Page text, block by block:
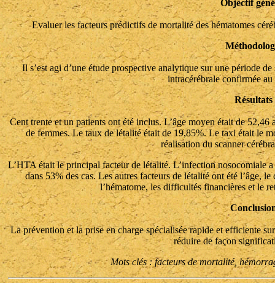
Objectif
Evaluer les facteurs prédictifs de mortalité des hématomes
Il s’est agi d’une étude prospective analytique sur une période
intracérébrale confirmée au
Résultats
Cent trente et un patients ont été inclus. L’âge moyen était de
de femmes. Le taux de létalité était de 19,85%. Le taxi était le
réalisation du scanner
L’HTA était le principal facteur de létalité. L’infection nosocomiale
dans 53% des cas. Les autres facteurs de létalité ont été l’âge,
l’hématome, les difficultés financières et le
La prévention et la prise en charge spécialisée rapide et efficiente
réduire de façon
Mots clés : facteurs de mortalité,